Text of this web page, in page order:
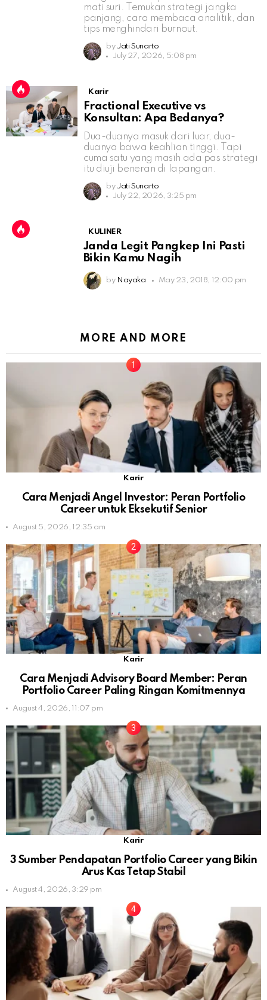
mati suri. Temukan strategi jangka
panjang, cara membaca analitik, dan
tips menghindari burnout.
by Jati Sunarto
July 27, 2026, 5:08 pm
Karir
Fractional Executive vs
Konsultan: Apa Bedanya?
Dua-duanya masuk dari luar, dua-
duanya bawa keahlian tinggi. Tapi
cuma satu yang masih ada pas strategi
itu diuji beneran di lapangan.
by Jati Sunarto
July 22, 2026, 3:25 pm
KULINER
Janda Legit Pangkep Ini Pasti
Bikin Kamu Nagih
by Nayaka May 23, 2018, 12:00 pm
MORE AND MORE
Karir
Cara Menjadi Angel Investor: Peran Portfolio
Career untuk Eksekutif Senior
August 5, 2026, 12:35 am
Karir
Cara Menjadi Advisory Board Member: Peran
Portfolio Career Paling Ringan Komitmennya
August 4, 2026, 11:07 pm
Karir
3 Sumber Pendapatan Portfolio Career yang Bikin
Arus Kas Tetap Stabil
August 4, 2026, 3:29 pm